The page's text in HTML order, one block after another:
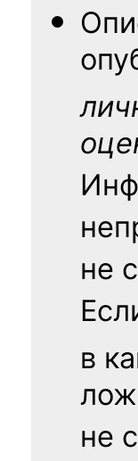
не
в
не